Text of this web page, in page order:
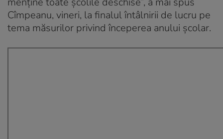
Cîmpeanu, vineri, la finalul întâlnirii de lucru pe
tema măsurilor privind începerea anului şcolar.